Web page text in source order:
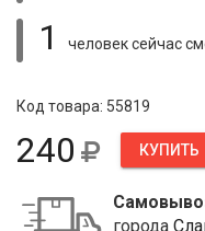
1 человек сейчас
Код товара: 55819
240 КУПИТЬ
города